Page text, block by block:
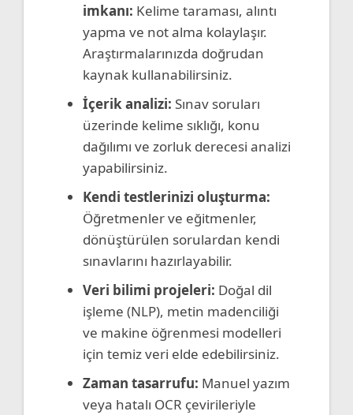
imkanı: Kelime taraması, alıntı
yapma ve not alma kolaylaşır.
Araştırmalarınızda doğrudan
kaynak kullanabilirsiniz.
İçerik analizi: Sınav soruları
üzerinde kelime sıklığı, konu
dağılımı ve zorluk derecesi analizi
yapabilirsiniz.
Kendi testlerinizi oluşturma:
Öğretmenler ve eğitmenler,
dönüştürülen sorulardan kendi
sınavlarını hazırlayabilir.
Veri bilimi projeleri: Doğal dil
işleme (NLP), metin madenciliği
ve makine öğrenmesi modelleri
için temiz veri elde edebilirsiniz.
Zaman tasarrufu: Manuel yazım
veya hatalı OCR çevirileriyle